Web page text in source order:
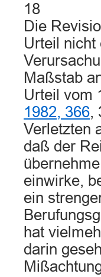
18
Die
Urteil nicht
Maßstab
Urteil vom
1982, 366,
Verletzten
daß der
einwirke,
ein
hat
darin